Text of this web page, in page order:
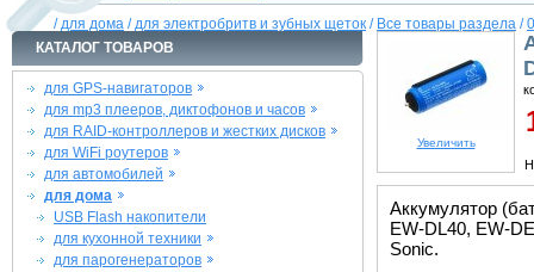
/для дома /для электробритв и зубных щеток / Все товары раздела /
КАТАЛОГ ТОВАРОВ
для GPS-навигаторов
для mp3 плееров, диктофонов и часов
для RAID-контроллеров и жестких дисков
для WiFi роутеров
для автомобилей
для дома
USB Flash накопители
для кухонной техники
для парогенераторов
Увеличить
Аккумулятор
EW-DL40, EW-
Sonic.